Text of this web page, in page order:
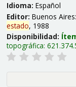
Idioma: Español
Editor: Buenos Aires:
estado, 1988
Disponibilidad:
topográfica: